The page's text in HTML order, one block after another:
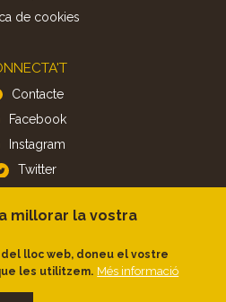
de cookies
Contacte
Facebook
Instagram
Twitter
APP
iOS
Android
millorar la vostra
lloc web, doneu el vostre
les utilitzem. Més informació